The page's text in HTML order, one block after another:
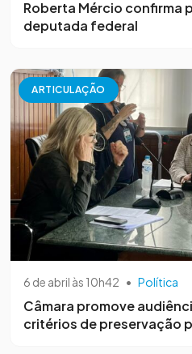
Roberta Mércio confirma
deputada federal
ARTICULAÇÃO
6 de abril às 10h42 • Política
Câmara promove
critérios de preservação